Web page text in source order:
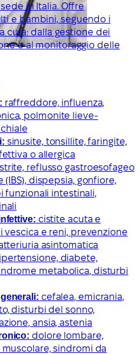
in Italia. Offre
e bambini, seguendo i
cura: dalla gestione dei
e al monitoraggio delle
raffreddore, influenza,
polmonite lieve-
sinusite, tonsillite, faringite,
o allergica
reflusso gastroesofageo
(IBS), dispepsia, gonfiore,
funzionali intestinali,
cistite acuta e
vescica e reni, prevenzione
asintomatica
ipertensione, diabete,
metabolica, disturbi
cefalea, emicrania,
disturbi del sonno,
ansia, astenia
dolore lombare,
sindromi da